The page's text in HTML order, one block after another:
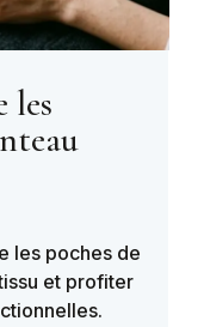
les
les poches de
et profiter